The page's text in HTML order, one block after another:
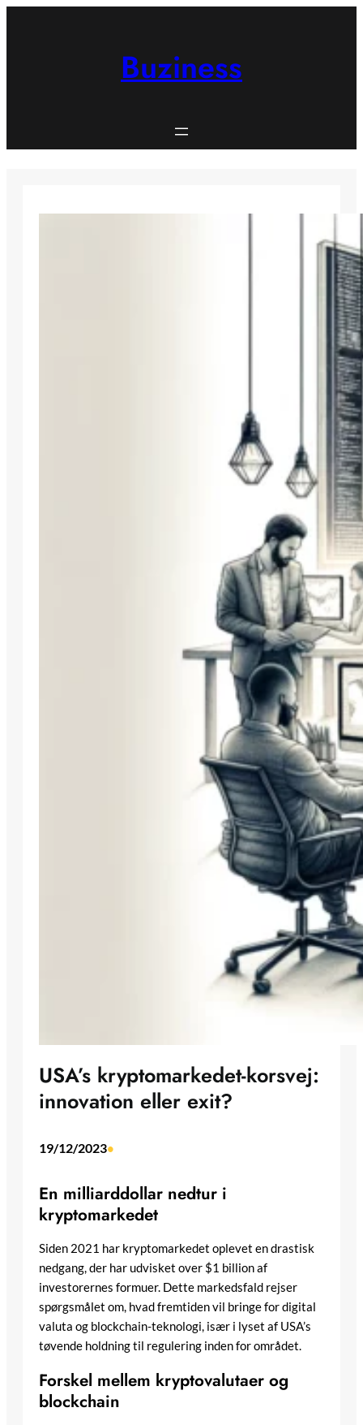
Buziness
USA’s kryptomarkedet-korsvej:
innovation eller exit?
19/12/2023•
En milliarddollar nedtur i
kryptomarkedet
Siden 2021 har kryptomarkedet oplevet en drastisk
nedgang, der har udvisket over $1 billion af
investorernes formuer. Dette markedsfald rejser
spørgsmålet om, hvad fremtiden vil bringe for digital
valuta og blockchain-teknologi, især i lyset af USA’s
tøvende holdning til regulering inden for området.
Forskel mellem kryptovalutaer og
blockchain